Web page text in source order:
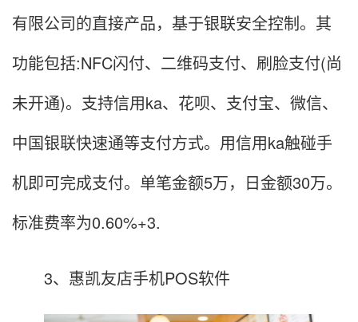
有限公司的直接产品，基于银联安全控制。其
功能包括:NFC闪付、二维码支付、刷脸支付(尚
未开通)。支持信用ka、花呗、支付宝、微信、
中国银联快速通等支付方式。用信用ka触碰手
机即可完成支付。单笔金额5万，日金额30万。
标准费率为0.60%+3.
3、惠凯友店手机POS软件